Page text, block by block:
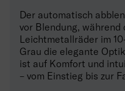
Der automatisch
vor Blendung, während
Leichtmetallräder im
Grau die elegante
ist auf Komfort und
– vom Einstieg bis zur